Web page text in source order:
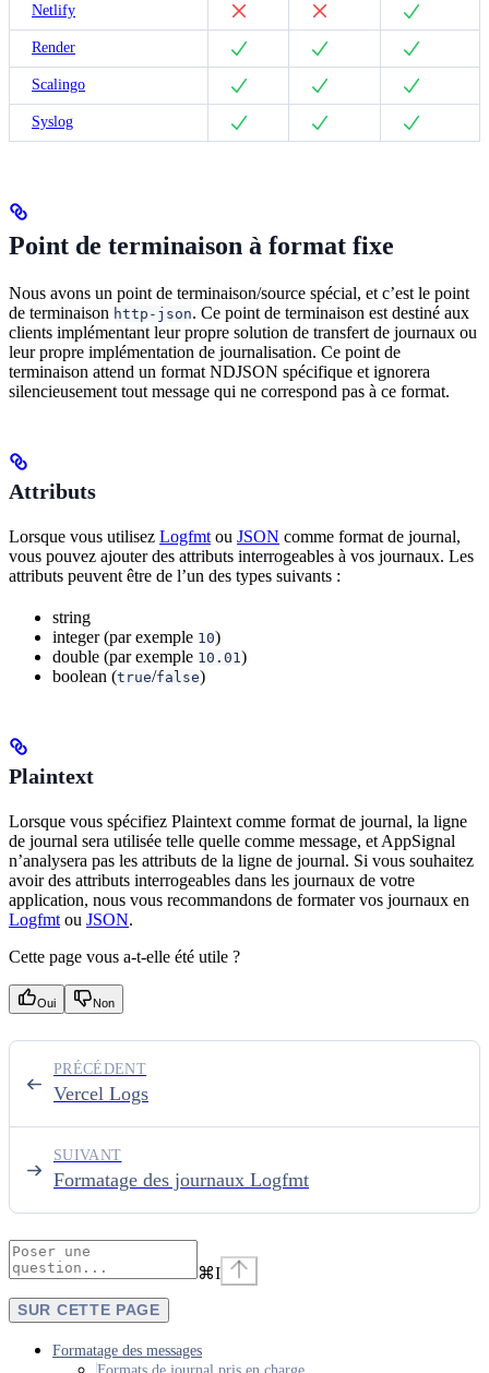
Netlify
Render
Scalingo
Syslog
Point de terminaison à format fixe
Nous avons un point de terminaison/source spécial, et c’est le point
de terminaison http-json. Ce point de terminaison est destiné aux
clients implémentant leur propre solution de transfert de journaux ou
leur propre implémentation de journalisation. Ce point de
terminaison attend un format NDJSON spécifique et ignorera
silencieusement tout message qui ne correspond pas à ce format.
Attributs
Lorsque vous utilisez Logfmt ou JSON comme format de journal,
vous pouvez ajouter des attributs interrogeables à vos journaux. Les
attributs peuvent être de l’un des types suivants :
string
integer (par exemple 10)
double (par exemple 10.01 )
boolean (true/false)
Plaintext
Lorsque vous spécifiez Plaintext comme format de journal, la ligne
de journal sera utilisée telle quelle comme message, et AppSignal
n’analysera pas les attributs de la ligne de journal. Si vous souhaitez
avoir des attributs interrogeables dans les journaux de votre
application, nous vous recommandons de formater vos journaux en
Logfmt ou JSON.
Cette page vous a-t-elle été utile ?
Oui Non
Vercel Logs
PRÉCÉDENT
Formatage des journaux Logfmt
SUIVANT
⌘I
SUR CETTE PAGE
Formatage des messages